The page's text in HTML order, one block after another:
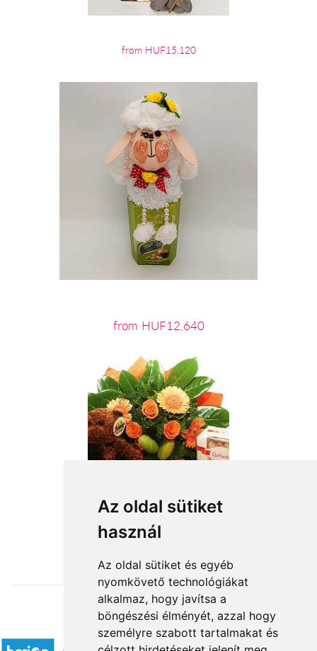
Az oldal sütiket
használ
Az oldal sütiket és egyéb
nyomkövető technológiákat
alkalmaz, hogy javítsa a
böngészési élményét, azzal hogy
személyre szabott tartalmakat és
from HUF15,120
from HUF12,640
from HUF31,000
Accepted payment methods